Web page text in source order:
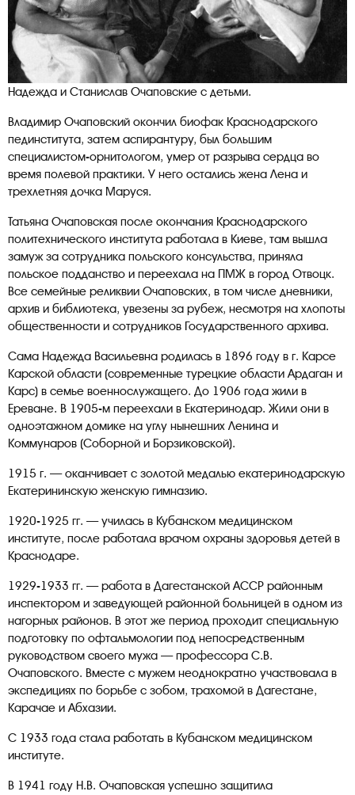
Надежда и Станислав Очаповские с детьми.
Владимир Очаповский окончил биофак Краснодарского
пединститута, затем аспирантуру, был большим
специалистом-орнитологом, умер от разрыва сердца во
время полевой практики. У него остались жена Лена и
трехлетняя дочка Маруся.
Татьяна Очаповская после окончания Краснодарского
политехнического института работала в Киеве, там вышла
замуж за сотрудника польского консульства, приняла
польское подданство и переехала на ПМЖ в город Отвоцк.
Bсe семейные реликвии Очаповских, в том числе дневники,
архив и библиотека, увезены за рубеж, несмотря на хлопоты
общественности и сотрудников Государственного архива.
Сама Надежда Васильевна родилась в 1896 году в г. Карсе
Карской области (современные турецкие области Ардаган и
Карс) в семье военнослужащего. До 1906 года жили в
Ереване. В 1905-м переехали в Екатеринодар. Жили они в
одноэтажном домике на углу нынешних Ленина и
Коммунаров (Соборной и Борзиковской).
1915 г. — оканчивает с золотой медалью екатеринодарскую
Екатерининскую женскую гимназию.
1920-1925 гг. — училась в Кубанском медицинском
институте, после работала врачом охраны здоровья детей в
Краснодаре.
1929-1933 гг. — работа в Дагестанской АССР районным
инспектором и заведующей районной больницей в одном из
нагорных районов. В этот же период проходит специальную
подготовку по офтальмологии под непосредственным
руководством своего мужа — профессора С.В.
Очаповского. Вместе с мужем неоднократно участвовала в
экспедициях по борьбе с зобом, трахомой в Дагестане,
Карачае и Абхазии.
С 1933 года стала работать в Кубанском медицинском
институте.
В 1941 году Н.В. Очаповская успешно защитила